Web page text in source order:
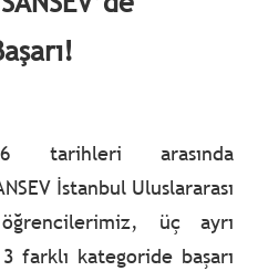
tarihleri arasında
İstanbul Uluslararası
üç ayrı
farklı kategoride başarı